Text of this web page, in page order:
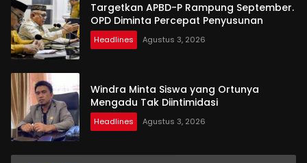
Targetkan APBD-P Rampung September.
OPD Diminta Percepat Penyusunan
Headlines Agustus 3, 2026
Windra Minta Siswa yang Ortunya
Mengadu Tak Diintimidasi
Headlines Agustus 3, 2026